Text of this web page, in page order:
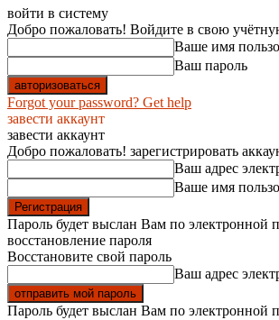
войти в систему
Добро пожаловать! Войдите в свою
Ваше имя
Ваш пароль
Forgot your password? Get help
завести аккаунт
завести аккаунт
Добро пожаловать! зарегистрировать
Ваш адрес
Ваше имя
Пароль будет выслан Вам по электронной
восстановление пароля
Восстановите свой пароль
Ваш адрес
Пароль будет выслан Вам по электронной